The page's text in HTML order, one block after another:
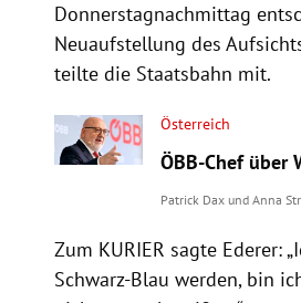
Donnerstagnachmittag
Neuaufstellung des
teilte die Staatsbahn mit.
Österreich
ÖBB-Chef über
Patrick Dax undAnna
Zum KURIER sagte Ederer:
Schwarz-Blau werden, bin